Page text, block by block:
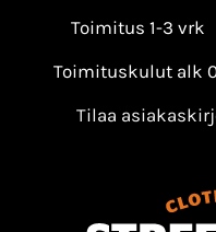
Toimitus 1-3 vrk
Toimituskulut alk
Tilaa